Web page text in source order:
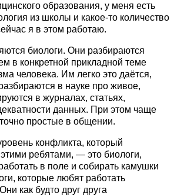
образования, у меня есть
из школы и какое-то количество
я в этом работаю.
биологи. Они разбираются
в конкретной прикладной теме
человека. Им легко это даётся,
в науке про живое,
в журналах, статьях,
данных. При этом чаще
простые в общении.
конфликта, который
ребятами, — это биологи,
в поле и собирать камушки
которые любят работать
как будто друг друга